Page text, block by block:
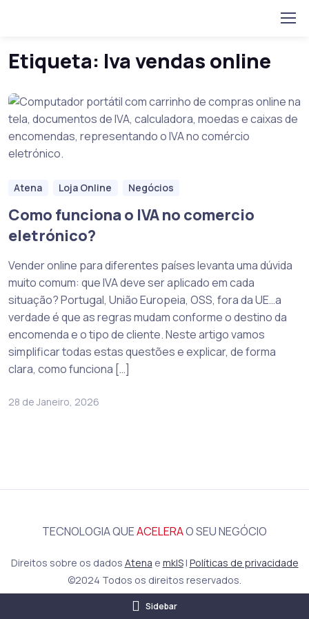
Etiqueta: Iva vendas online
Atena Loja Online Negócios
Como funciona o IVA no comercio
eletrónico?
Vender online para diferentes países levanta uma dúvida
muito comum: que IVA deve ser aplicado em cada
situação? Portugal, União Europeia, OSS, fora da UE…a
verdade é que as regras mudam conforme o destino da
encomenda e o tipo de cliente. Neste artigo vamos
simplificar todas estas questões e explicar, de forma
clara, como funciona […]
28 de Janeiro, 2026
Sidebar
TECNOLOGIA QUEACELERAO SEU NEGÓCIO
Direitos sobre os dados Atena e mkIS| Políticas de privacidade
©2024 Todos os direitos reservados.